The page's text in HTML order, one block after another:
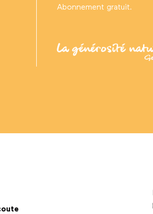
Abonnement gratuit.